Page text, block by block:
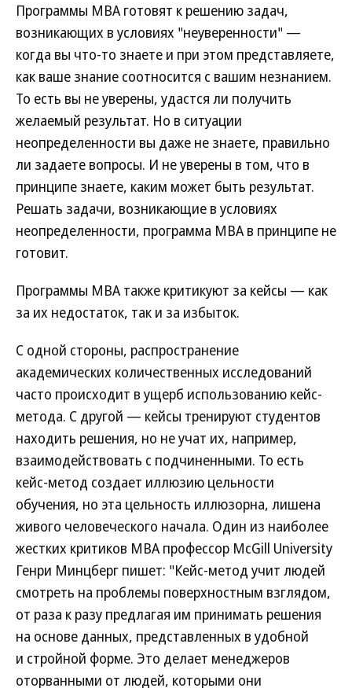
Программы МВА готовят к решению задач,
возникающих в условиях "неуверенности" —
когда вы что-то знаете и при этом представляете,
как ваше знание соотносится с вашим незнанием.
То есть вы не уверены, удастся ли получить
желаемый результат. Но в ситуации
неопределенности вы даже не знаете, правильно
ли задаете вопросы. И не уверены в том, что в
принципе знаете, каким может быть результат.
Решать задачи, возникающие в условиях
неопределенности, программа МВА в принципе не
готовит.
Программы MBA также критикуют за кейсы — как
за их недостаток, так и за избыток.
С одной стороны, распространение
академических количественных исследований
часто происходит в ущерб использованию кейс-
метода. С другой — кейсы тренируют студентов
находить решения, но не учат их, например,
взаимодействовать с подчиненными. То есть
кейс-метод создает иллюзию цельности
обучения, но эта цельность иллюзорна, лишена
живого человеческого начала. Один из наиболее
жестких критиков МВА профессор McGill University
Генри Минцберг пишет: "Кейс-метод учит людей
смотреть на проблемы поверхностным взглядом,
от раза к разу предлагая им принимать решения
на основе данных, представленных в удобной
и стройной форме. Это делает менеджеров
оторванными от людей, которыми они